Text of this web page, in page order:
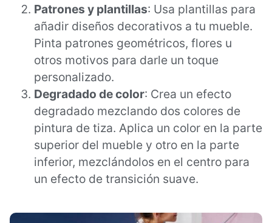
Patrones y plantillas: Usa plantillas para
añadir diseños decorativos a tu mueble.
Pinta patrones geométricos, flores u
otros motivos para darle un toque
personalizado.
Degradado de color: Crea un efecto
degradado mezclando dos colores de
pintura de tiza. Aplica un color en la parte
superior del mueble y otro en la parte
inferior, mezclándolos en el centro para
un efecto de transición suave.